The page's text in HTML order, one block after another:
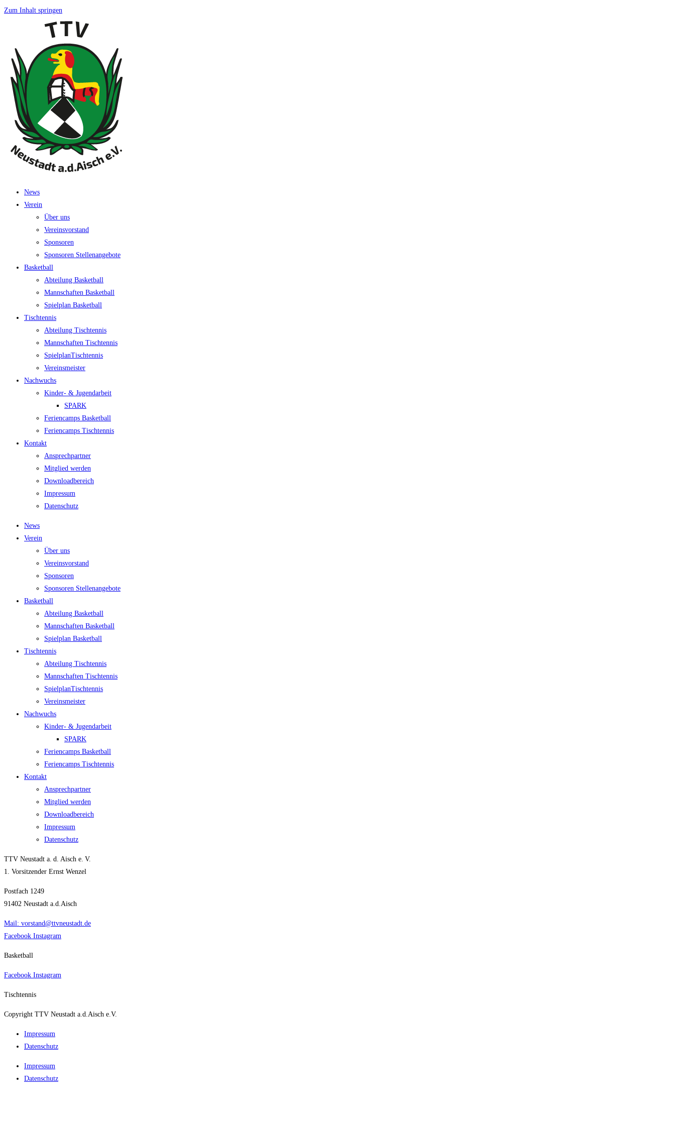
Zum Inhalt springen
News
Ver­ein
Über uns
Ver­eins­vor­stand
Spon­so­ren
Spon­so­ren Stellenangebote
Bas­ket­ball
Abtei­lung Basketball
Mann­schaf­ten Basketball
Spiel­plan Basketball
Tisch­ten­nis
Abtei­lung Tischtennis
Mann­schaf­ten Tischtennis
Spiel­plan­Tisch­ten­nis
Ver­eins­meis­ter
Nach­wuchs
Kin­­der- & Jugendarbeit
SPARK
Feri­en­camps Basketball
Feri­en­camps Tischtennis
Kon­takt
Ansprech­part­ner
Mit­glied werden
Down­load­be­reich
Impres­sum
Daten­schutz
News
Ver­ein
Über uns
Ver­eins­vor­stand
Spon­so­ren
Spon­so­ren Stellenangebote
Bas­ket­ball
Abtei­lung Basketball
Mann­schaf­ten Basketball
Spiel­plan Basketball
Tisch­ten­nis
Abtei­lung Tischtennis
Mann­schaf­ten Tischtennis
Spiel­plan­Tisch­ten­nis
Ver­eins­meis­ter
Nach­wuchs
Kin­­der- & Jugendarbeit
SPARK
Feri­en­camps Basketball
Feri­en­camps Tischtennis
Kon­takt
Ansprech­part­ner
Mit­glied werden
Down­load­be­reich
Impres­sum
Daten­schutz
TTV Neustadt a. d. Aisch e. V.
1. Vorsitzender Ernst Wenzel
Postfach 1249
91402 Neustadt a.d.Aisch
Mail: vorstand@ttvneustadt.de
Facebook Instagram
Basketball
Facebook Instagram
Tischtennis
Copyright TTV Neustadt a.d.Aisch e.V.
Impres­sum
Daten­schutz
Impres­sum
Daten­schutz